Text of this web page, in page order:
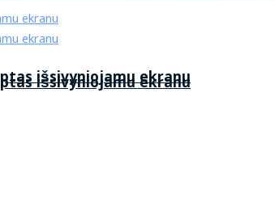
išsivyniojamu ekranu
išsivyniojamu ekranu